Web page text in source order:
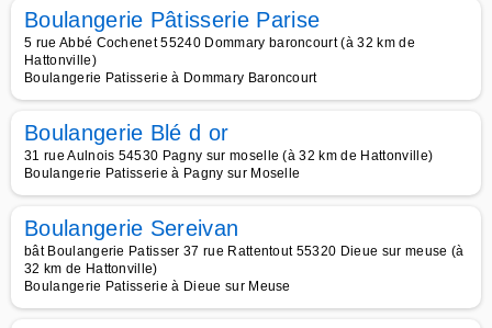
Boulangerie Pâtisserie Parise
5 rue Abbé Cochenet 55240 Dommary baroncourt (à 32 km de
Hattonville)
Boulangerie Patisserie à Dommary Baroncourt
Boulangerie Blé d or
31 rue Aulnois 54530 Pagny sur moselle (à 32 km de Hattonville)
Boulangerie Patisserie à Pagny sur Moselle
Boulangerie Sereivan
bât Boulangerie Patisser 37 rue Rattentout 55320 Dieue sur meuse (à
32 km de Hattonville)
Boulangerie Patisserie à Dieue sur Meuse